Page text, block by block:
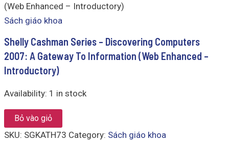
(Web Enhanced – Introductory)
Sách giáo khoa
Shelly Cashman Series – Discovering Computers
2007: A Gateway To Information (Web Enhanced –
Introductory)
Availability: 1 in stock
-
Introductory)
Bỏ vào giỏ
SKU: SGKATH73 Category: Sách giáo khoa